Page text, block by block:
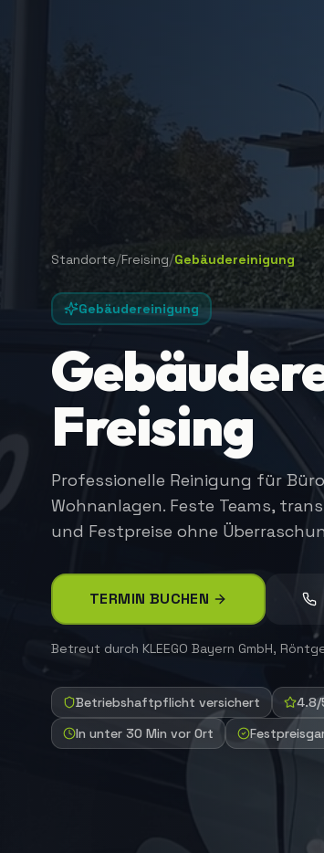
Standorte/Freising/Gebäudereinigung
Gebäudereinigung
Freising
Professionelle Reinigung für
Wohnanlagen. Feste Teams,
und Festpreise ohne
TERMIN BUCHEN
Betreut durch KLEEGO Bayern GmbH,
Betriebshaftpflicht versichert
4.8/
In unter 30 Min vor Ort